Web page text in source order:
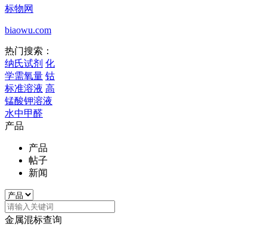
标物网
biaowu.com
热门搜索：
纳氏试剂 化
学需氧量 钴
标准溶液 高
锰酸钾溶液
水中甲醛
产品
产品
帖子
新闻
金属混标查询